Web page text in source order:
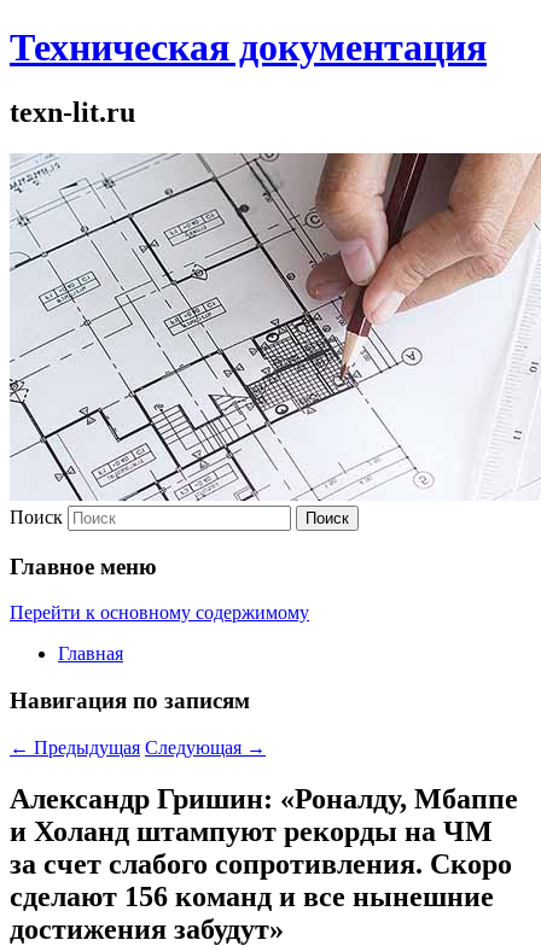
Техническая документация
texn-lit.ru
Поиск
Главное меню
Перейти к основному содержимому
Главная
Навигация по записям
← Предыдущая Следующая →
Александр Гришин: «Роналду, Мбаппе
и Холанд штампуют рекорды на ЧМ
за счет слабого сопротивления. Скоро
сделают 156 команд и все нынешние
достижения забудут»